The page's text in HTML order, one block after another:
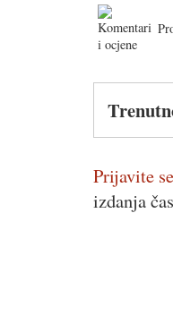
Prijavite
izdanja